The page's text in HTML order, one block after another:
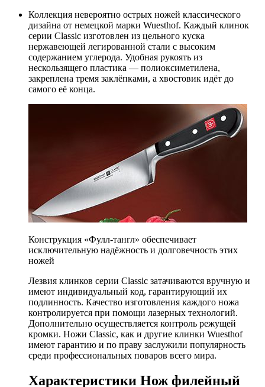
Коллекция невероятно острых ножей классического
дизайна от немецкой марки Wuesthof. Каждый клинок
серии Classic изготовлен из цельного куска
нержавеющей легированной стали с высоким
содержанием углерода. Удобная рукоять из
нескользящего пластика — полиоксиметилена,
закреплена тремя заклёпками, а хвостовик идёт до
самого её конца.
Конструкция «Фулл-тангл» обеспечивает
исключительную надёжность и долговечность этих
ножей
Лезвия клинков серии Classic затачиваются вручную и
имеют индивидуальный код, гарантирующий их
подлинность. Качество изготовления каждого ножа
контролируется при помощи лазерных технологий.
Дополнительно осуществляется контроль режущей
кромки. Ножи Classic, как и другие клинки Wuesthof
имеют гарантию и по праву заслужили популярность
среди профессиональных поваров всего мира.
Характеристики Нож филейный